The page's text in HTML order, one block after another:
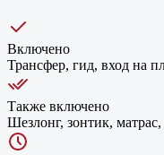
Включено
Трансфер, гид, вход на
Также включено
Шезлонг, зонтик,